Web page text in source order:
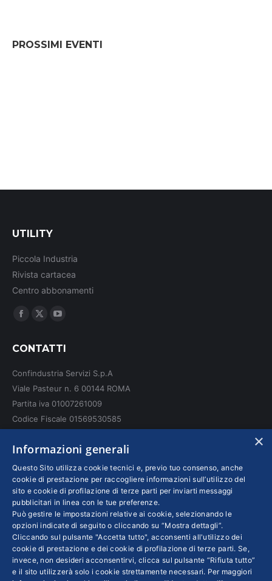
PROSSIMI EVENTI
UTILITY
Piccola Industria
Rivista cartacea
Centro abbonamenti
Ci puoi trovare su:
Facebook
opens
new
window
X
opens
window
opens
window
CONTATTI
Confindustria Servizi S.p.A
Viale Pasteur n. 6 00144 ROMA
Partita iva 01007261009
Codice Fiscale 01569530585
INFO LEGALI
Colophon editoriali
Disclaimer
Privacy
Coordinate Bancarie
×
Informazioni generali
Questo Sito utilizza cookie tecnici e, previo tuo consenso, anche
cookie di prestazione per raccogliere informazioni sull’utilizzo del
sito e cookie di profilazione di terze parti per inviarti messaggi
pubblicitari in linea con le tue preferenze.
Può gestire le impostazioni relative ai cookie, selezionando le
opzioni indicate di seguito o cliccando su “Mostra dettagli”.
Cliccando sul pulsante "Accetta tutto", acconsenti all'utilizzo dei
cookie di prestazione e dei cookie di profilazione di terze parti. Se,
invece, non desideri acconsentirvi, clicca sul pulsante “Rifiuta tutto”
e il sito utilizzerà solo i cookie strettamente necessari. Per maggiori